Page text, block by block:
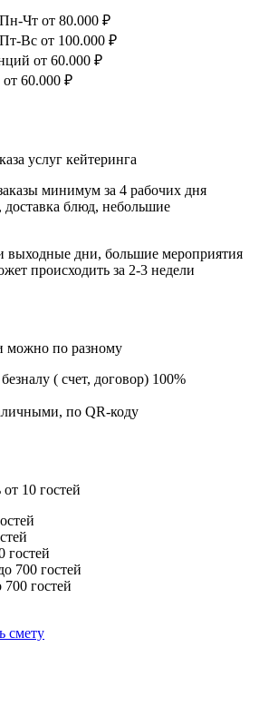
Чт от 80.000 ₽
Вс от 100.000 ₽
от 60.000 ₽
от 60.000 ₽
услуг кейтеринга
минимум за 4 рабочих дня
блюд, небольшие
выходные дни, большие мероприятия
происходить за 2-3 недели
можно по разному
( счет, договор) 100%
по QR-коду
10 гостей
гостей
700 гостей
гостей
смету